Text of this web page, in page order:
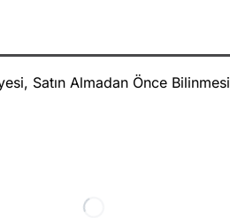
Satın Almadan Önce Bilinmesi